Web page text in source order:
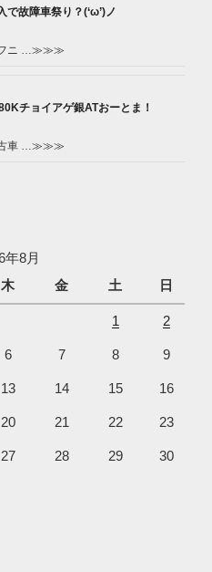
で故障車祭り？(‘ω’)ノ
ニ … ≫≫≫
チョイアゲ銀ATおーとま！
車 … ≫≫≫
年8月
木 金 土 日
1 2
6 7 8 9
13 14 15 16
20 21 22 23
27 28 29 30